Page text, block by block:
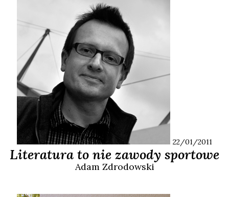
22/01/2011
Literatura to nie zawody sportowe
Adam Zdrodowski